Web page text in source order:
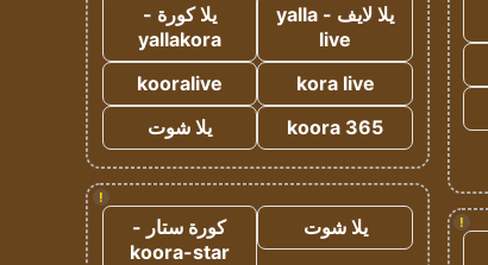
!
يلا لايف - yalla
live
يلا كورة -
yallakora
kora live
kooralive
koora 365
يلا شوت
!
يلا شوت
كورة ستار -
koora-star